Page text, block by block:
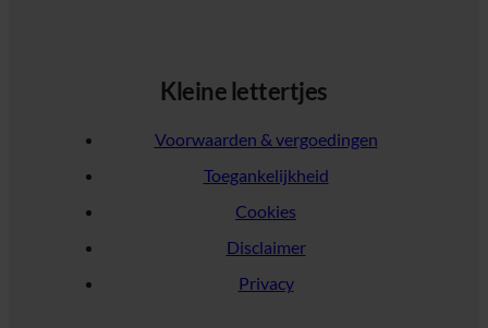
Kleine lettertjes
Voorwaarden & vergoedingen
Toegankelijkheid
Cookies
Disclaimer
Privacy